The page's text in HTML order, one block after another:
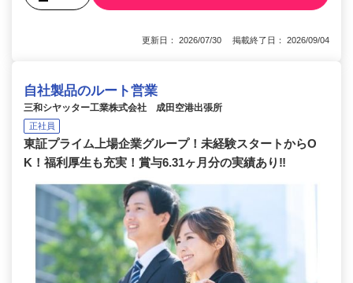
更新日： 2026/07/30 掲載終了日： 2026/09/04
自社製品のルート営業
三和シヤッター工業株式会社 成田空港出張所
正社員
東証プライム上場企業グループ！未経験スタートからO
K！福利厚生も充実！賞与6.31ヶ月分の実績あり‼